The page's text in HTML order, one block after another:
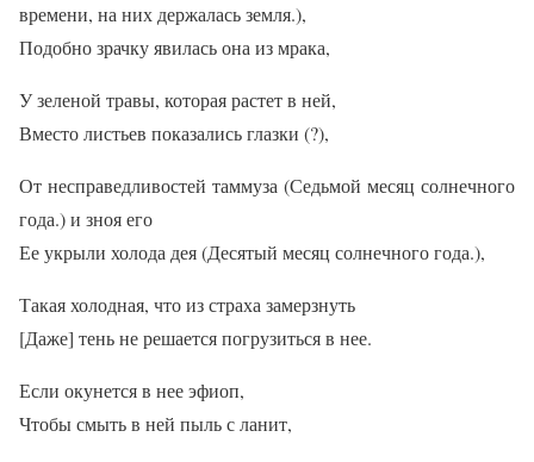
времени, на них держалась земля.),
Подобно зрачку явилась она из мрака,
У зеленой травы, которая растет в ней,
Вместо листьев показались глазки (?),
От несправедливостей таммуза (Седьмой месяц солнечного
года.) и зноя его
Ее укрыли холода дея (Десятый месяц солнечного года.),
Такая холодная, что из страха замерзнуть
[Даже] тень не решается погрузиться в нее.
Если окунется в нее эфиоп,
Чтобы смыть в ней пыль с ланит,